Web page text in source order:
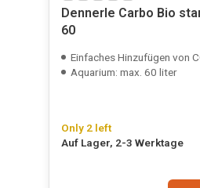
Dennerle Carbo Bio
60
Einfaches Hinzufügen von
Aquarium: max. 60 liter
Only 2 left
Auf Lager, 2-3 Werktage